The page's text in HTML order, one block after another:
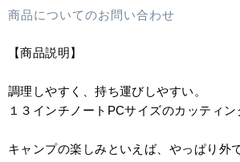
商品についてのお問い合わせ
【商品説明】
調理しやすく、持ち運びしやすい。
１３インチノートPCサイズのカッティン
キャンプの楽しみといえば、やっぱり外